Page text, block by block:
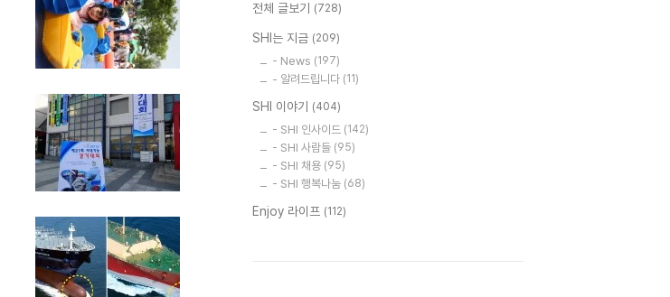
전체 글보기 (728)
SHI는 지금 (209)
- News (197)
- 알려드립니다 (11)
SHI 이야기 (404)
- SHI 인사이드 (142)
- SHI 사람들 (95)
- SHI 채용 (95)
- SHI 행복나눔 (68)
Enjoy 라이프 (112)